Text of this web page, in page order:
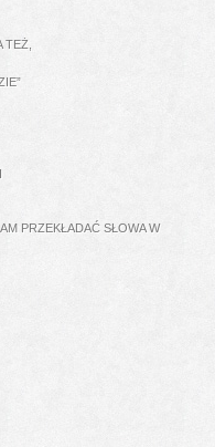
TEŻ,
PRZEKŁADAĆ SŁOWA W